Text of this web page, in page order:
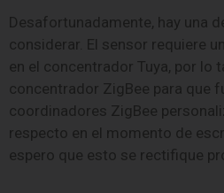
Desafortunadamente, hay una
considerar. El sensor requiere
en el concentrador Tuya, por lo
concentrador ZigBee para que
coordinadores ZigBee
respecto en el momento de
espero que esto se rectifique